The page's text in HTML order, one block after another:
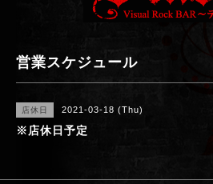
営業スケジュール
店休日 2021-03-18 (Thu)
※店休日予定